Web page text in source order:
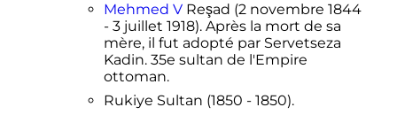
Mehmed VReşad (2 novembre 1844
- 3 juillet 1918). Après la mort de sa
mère, il fut adopté par Servetseza
Kadin. 35e sultan de l'Empire
ottoman.
Rukiye Sultan (1850 - 1850).